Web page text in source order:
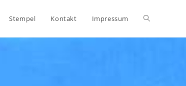
Stempel Kontakt Impressum